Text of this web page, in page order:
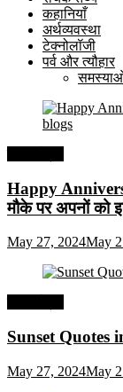
कहानियाँ
अर्थव्यवस्था
टेक्नोलॉजी
पर्व और त्यौहार
Happy
मौके पर अपनों को
May 27, 2024May
Sunset Quotes
May 27, 2024May